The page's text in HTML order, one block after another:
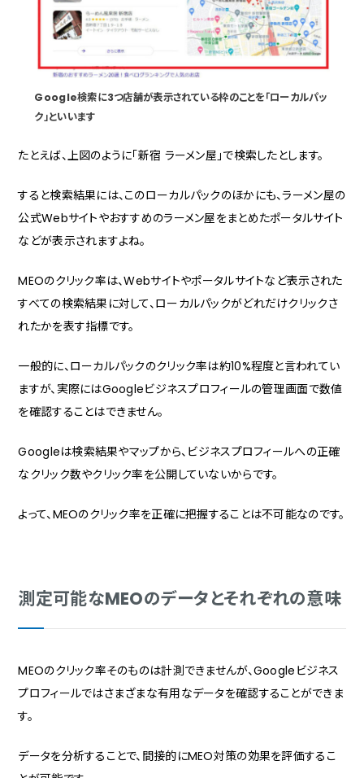
Google検索に3つ店舗が表示されている枠のことを「ローカルパッ
ク」といいます
たとえば、上図のように「新宿 ラーメン屋」で検索したとします。
すると検索結果には、このローカルパックのほかにも、ラーメン屋の
公式Webサイトやおすすめのラーメン屋をまとめたポータルサイト
などが表示されますよね。
MEOのクリック率は、Webサイトやポータルサイトなど表示された
すべての検索結果に対して、ローカルパックがどれだけクリックさ
れたかを表す指標です。
一般的に、ローカルパックのクリック率は約10%程度と言われてい
ますが、実際にはGoogleビジネスプロフィールの管理画面で数値
を確認することはできません。
Googleは検索結果やマップから、ビジネスプロフィールへの正確
なクリック数やクリック率を公開していないからです。
よって、MEOのクリック率を正確に把握することは不可能なのです。
測定可能なMEOのデータとそれぞれの意味
MEOのクリック率そのものは計測できませんが、Googleビジネス
プロフィールではさまざまな有用なデータを確認することができま
す。
データを分析することで、間接的にMEO対策の効果を評価するこ